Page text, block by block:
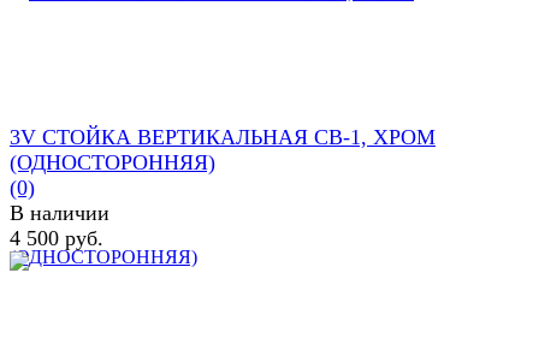
3V СТОЙКА ВЕРТИКАЛЬНАЯ СВ-1, ХРОМ
(ОДНОСТОРОННЯЯ)
(0)
В наличии
4 500 руб.